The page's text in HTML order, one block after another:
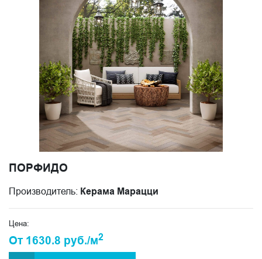
ПОРФИДО
Производитель: Керама Марацци
Цена:
От 1630.8 руб./м2